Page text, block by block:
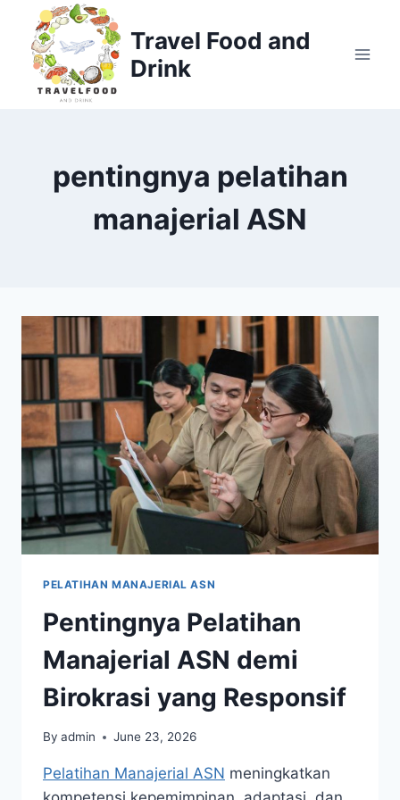
content
Travel Food and
Drink
pentingnya pelatihan
manajerial ASN
PELATIHAN MANAJERIAL ASN
Pentingnya Pelatihan
Manajerial ASN demi
Birokrasi yang Responsif
By admin June 23, 2026
Pelatihan Manajerial ASN meningkatkan